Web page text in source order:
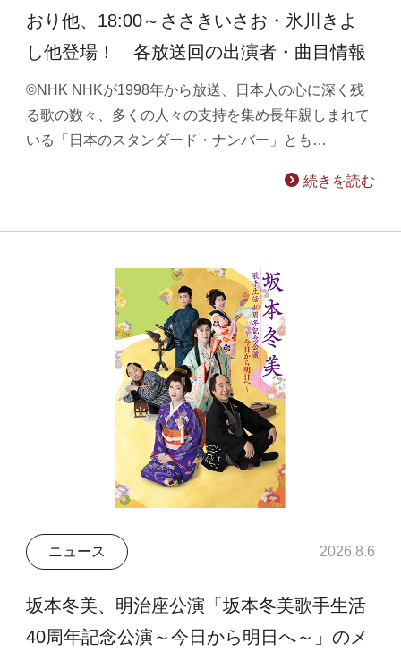
おり他、18:00～ささきいさお・氷川きよ
し他登場！ 各放送回の出演者・曲目情報
©NHK NHKが1998年から放送、日本人の心に深く残
る歌の数々、多くの人々の支持を集め長年親しまれて
いる「日本のスタンダード・ナンバー」とも…
続きを読む
ニュース 2026.8.6
坂本冬美、明治座公演「坂本冬美歌手生活
40周年記念公演～今日から明日へ～」のメ